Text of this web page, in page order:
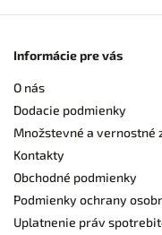
Informácie pre vás
O nás
Dodacie podmienky
Množstevné a vernostné
Kontakty
Obchodné podmienky
Podmienky ochrany
Uplatnenie práv